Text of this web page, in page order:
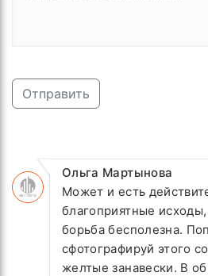
Отправить
Ольга Мартынова
Может и есть
благоприятные
борьба бесполезна.
сфотографируй этого
желтые занавески. В